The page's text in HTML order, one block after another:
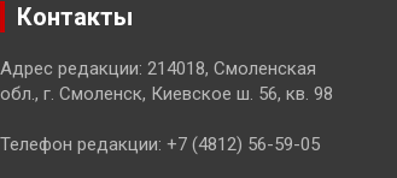
Контакты
Адрес редакции: 214018, Смоленская
обл., г. Смоленск, Киевское ш. 56, кв. 98
Телефон редакции: +7 (4812) 56-59-05